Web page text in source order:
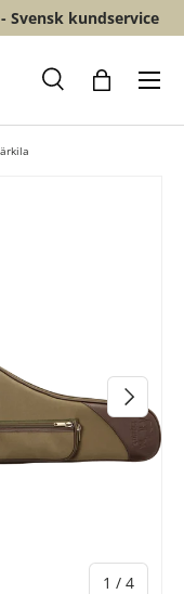
Svensk kundservice
Sök
Meny
1 / av
4
NÄSTA